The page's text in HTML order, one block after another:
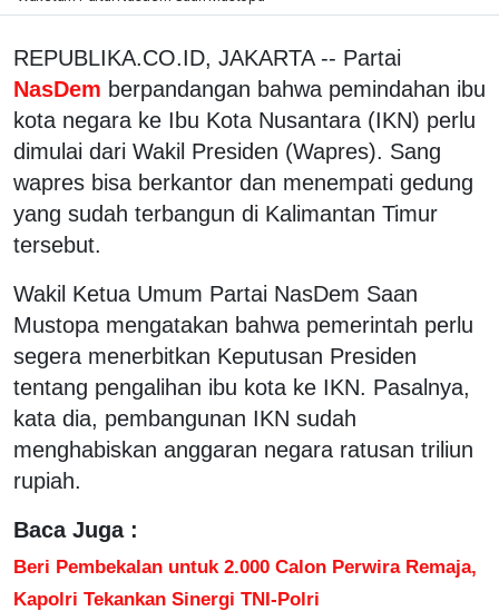
REPUBLIKA.CO.ID, JAKARTA -- Partai
NasDem berpandangan bahwa pemindahan ibu
kota negara ke Ibu Kota Nusantara (IKN) perlu
dimulai dari Wakil Presiden (Wapres). Sang
wapres bisa berkantor dan menempati gedung
yang sudah terbangun di Kalimantan Timur
tersebut.
Wakil Ketua Umum Partai NasDem Saan
Mustopa mengatakan bahwa pemerintah perlu
segera menerbitkan Keputusan Presiden
tentang pengalihan ibu kota ke IKN. Pasalnya,
kata dia, pembangunan IKN sudah
menghabiskan anggaran negara ratusan triliun
rupiah.
Baca Juga :
Beri Pembekalan untuk 2.000 Calon Perwira Remaja,
Kapolri Tekankan Sinergi TNI-Polri